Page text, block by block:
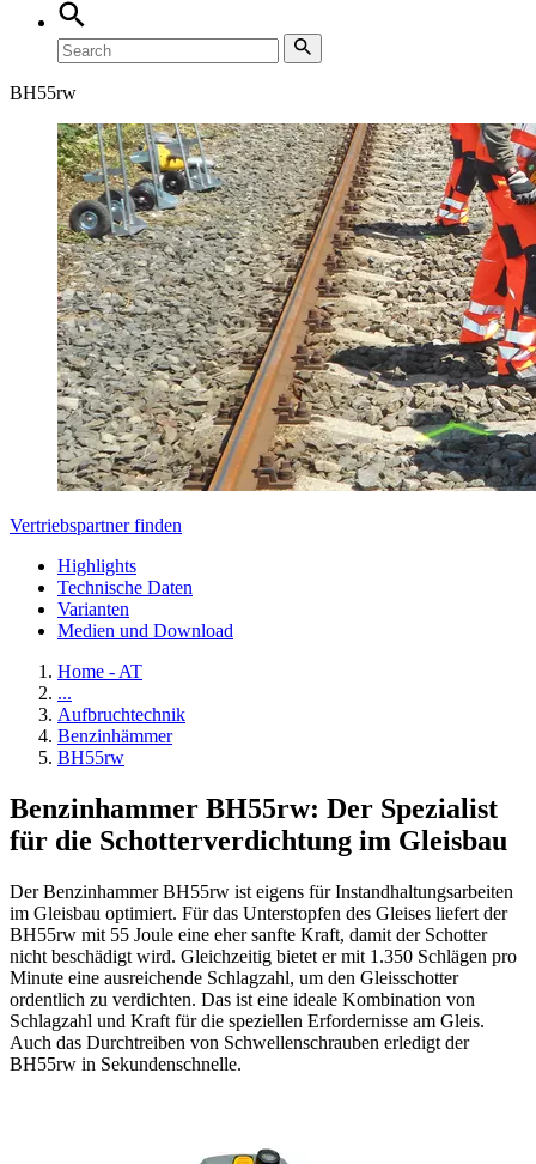
BH55rw
Vertriebspartner finden
Highlights
Technische Daten
Varianten
Medien und Download
Home - AT
...
Aufbruchtechnik
Benzinhämmer
BH55rw
Benzinhammer BH55rw: Der Spezialist
für die Schotterverdichtung im Gleisbau
Der Benzinhammer BH55rw ist eigens für Instandhaltungsarbeiten
im Gleisbau optimiert. Für das Unterstopfen des Gleises liefert der
BH55rw mit 55 Joule eine eher sanfte Kraft, damit der Schotter
nicht beschädigt wird. Gleichzeitig bietet er mit 1.350 Schlägen pro
Minute eine ausreichende Schlagzahl, um den Gleisschotter
ordentlich zu verdichten. Das ist eine ideale Kombination von
Schlagzahl und Kraft für die speziellen Erfordernisse am Gleis.
Auch das Durchtreiben von Schwellenschrauben erledigt der
BH55rw in Sekundenschnelle.